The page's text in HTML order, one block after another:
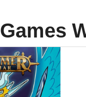
Games